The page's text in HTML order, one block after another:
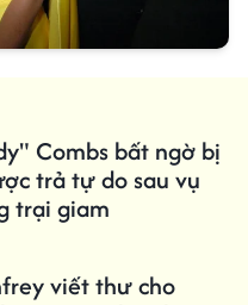
Combs bất ngờ bị
trả tự do sau vụ
trại giam
viết thư cho